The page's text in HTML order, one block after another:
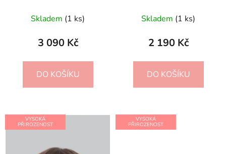
Skladem (1 ks)
3 090 Kč
DO KOŠÍKU
Skladem (1 ks)
2 190 Kč
DO KOŠÍKU
VYSOKÁ
PŘIROZENOST
VYSOKÁ
PŘIROZENOST